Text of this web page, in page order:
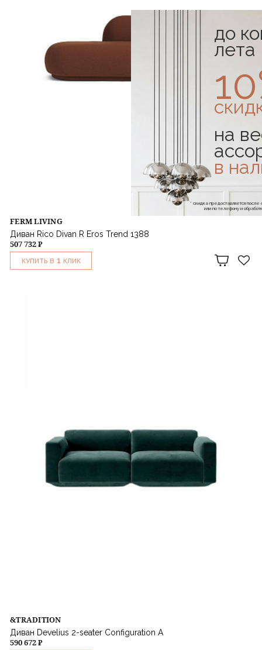
FERM LIVING
Диван Rico Divan R Eros Trend 1388
507 732 ₽
КУПИТЬ В 1 КЛИК
&TRADITION
Диван Develius 2-seater Сonfiguration A
590 672 ₽
до
лета
на
в
* скидка предоставляется
или по телефону и